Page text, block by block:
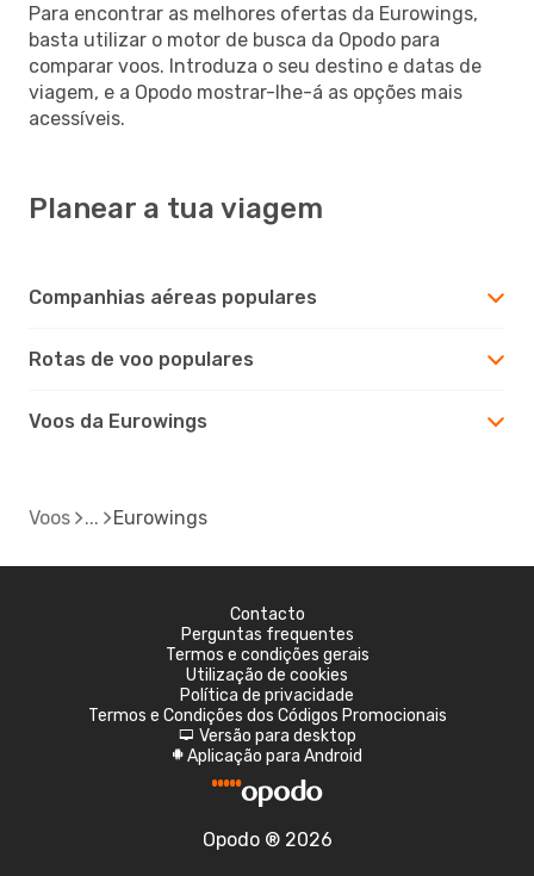
Para encontrar as melhores ofertas da Eurowings,
basta utilizar o motor de busca da Opodo para
comparar voos. Introduza o seu destino e datas de
viagem, e a Opodo mostrar-lhe-á as opções mais
acessíveis.
Planear a tua viagem
Companhias aéreas populares
Rotas de voo populares
Voos da Eurowings
Voos Eurowings
Contacto
Perguntas frequentes
Termos e condições gerais
Utilização de cookies
Política de privacidade
Termos e Condições dos Códigos Promocionais
d Versão para desktop
A Aplicação para Android
Opodo ® 2026